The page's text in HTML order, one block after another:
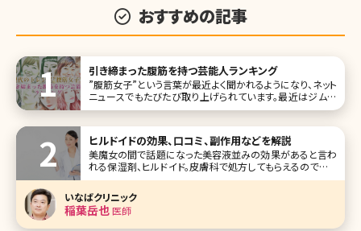
おすすめの記事
引き締まった腹筋を持つ芸能人ランキング
”腹筋女子”という言葉が最近よく聞かれるようになり、ネット
ニュースでもたびたび取り上げられています。最近はジムな
どに通いながら体を鍛えて、腹筋が割れている女性も多いと
などにも効果的ということもあり、美を意識する人にはトレ
ンドとなりつつある”引き
ヒルドイドの効果、口コミ、副作用などを解説
美魔女の間で話題になった美容液並みの効果があると言わ
れる保湿剤、ヒルドイド。皮膚科で処方してもらえるので使っ
たことのある方も多いと思いますが、このヒルドイドが、一部
保険適用外になる可能性が高まっています。そもそも、ヒルド
イドとはどんな薬なのでしょうか?また、保険適用外となると
患者さんにどんな影
いなばクリニック
稲葉岳也医師